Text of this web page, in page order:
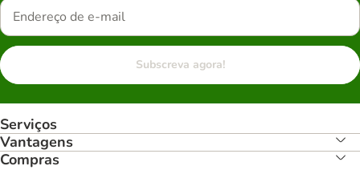
Subscreva agora!
Serviços
Vantagens
Compras